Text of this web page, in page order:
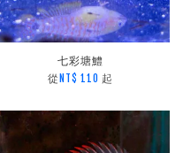
七彩塘鱧
從 NT$ 110 起